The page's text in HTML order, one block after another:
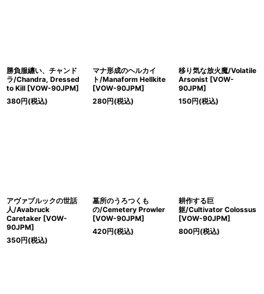
勝負服纏い、チャンド
ラ/Chandra, Dressed
to Kill [VOW-90JPM]
380円(税込)
マナ形成のヘルカイ
ト/Manaform Hellkite
[VOW-90JPM]
280円(税込)
移り気な放火魔/Volatile
Arsonist [VOW-
90JPM]
150円(税込)
アヴァブルックの世話
人/Avabruck
Caretaker [VOW-
90JPM]
350円(税込)
墓所のうろつくも
の/Cemetery Prowler
[VOW-90JPM]
420円(税込)
耕作する巨
躯/Cultivator Colossus
[VOW-90JPM]
800円(税込)